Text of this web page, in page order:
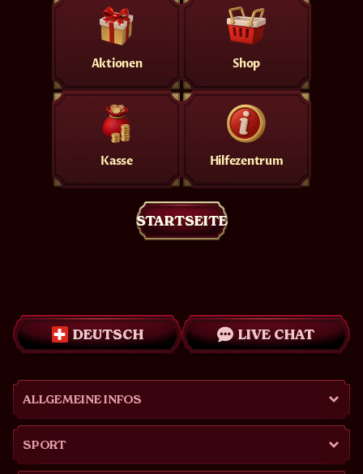
Aktionen Shop
Kasse Hilfezentrum
STARTSEITE
DEUTSCH LIVE CHAT
ALLGEMEINE INFOS
SPORT